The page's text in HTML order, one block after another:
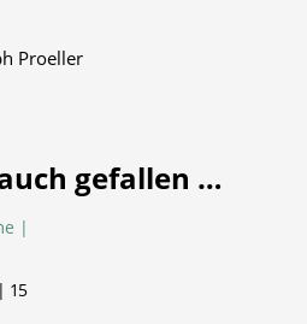
Proeller
gefallen …
15